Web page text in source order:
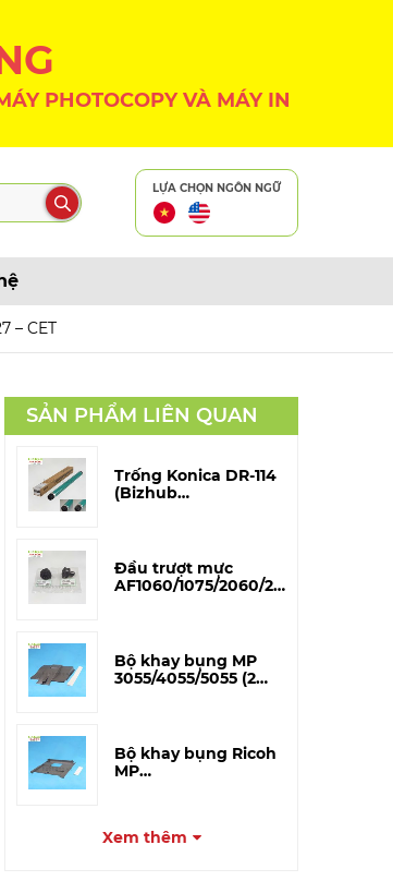
PHOTOCOPY VÀ MÁY IN
LỰA CHỌN NGÔN NGỮ
– CET
SẢN PHẨM LIÊN QUAN
Trống Konica DR-114
(Bizhub
Đầu trượt mực
AF1060/1075/2060/2075
Bộ khay bụng MP
3055/4055/5055 (2
Bộ khay bụng Ricoh
MP
Xem thêm